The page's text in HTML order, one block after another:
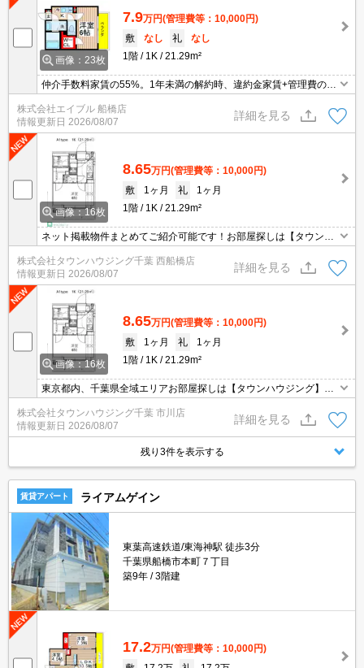
画像：23枚
7.9万円(管理費等：10,000円)
敷
なし 礼
なし
1階
1K 21.29m²
仲介手数料家賃の55%。1年未満の解約時、違約金家賃+管理費の1
ヶ月分発生。法人契約の場合礼金2ヶ月。ペット飼育の場合、敷金1
ヵ月分増。ペット応相談。清掃費実費。追い焚き機能付きバス。
株式会社エイブル 船橋店
情報更新日 2026/08/07
詳細を見る
画像：16枚
8.65万円(管理費等：10,000円)
敷
1ヶ月 礼
1ヶ月
1階
1K 21.29m²
ネット掲載物件まとめてご紹介可能です！お部屋探しは【タウンハ
ウジング】にお任せください！※オンライン内見・現地待ち合わせ
は事前にご相談ください。
株式会社タウンハウジング千葉 西船橋店
情報更新日 2026/08/07
詳細を見る
画像：16枚
8.65万円(管理費等：10,000円)
敷
1ヶ月 礼
1ヶ月
1階
1K 21.29m²
東京都内、千葉県全域エリアお部屋探しは【タウンハウジング】に
お任せください！オンラインでご相談・ご見学・ご契約お手続きも
ご対応可能です。
株式会社タウンハウジング千葉 市川店
情報更新日 2026/08/07
詳細を見る
残り3件を表示する
賃貸アパート ライアムゲイン
東葉高速鉄道/東海神駅 徒歩3分
千葉県船橋市本町７丁目
築9年
3階建
17.2万円(管理費等：10,000円)